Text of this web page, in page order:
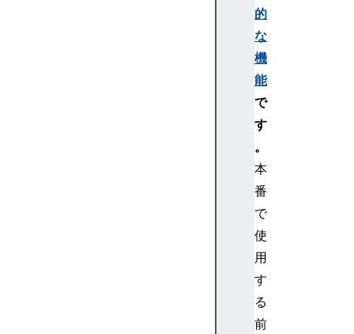
的
な
機
能
で
す
。
本
番
で
使
用
す
る
前